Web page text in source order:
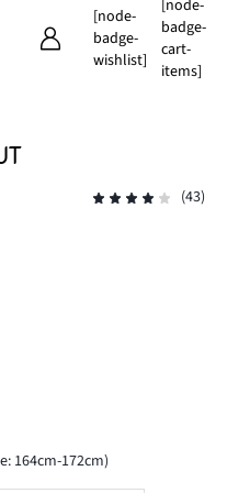
[node-
badge-
wishlist]
[node-
badge-
cart-
items]
(43)
164cm-172cm)